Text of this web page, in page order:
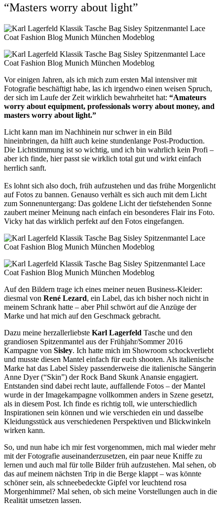
“Masters worry about light”
Vor einigen Jahren, als ich mich zum ersten Mal intensiver mit
Fotografie beschäftigt habe, las ich irgendwo einen weisen Spruch,
der sich im Laufe der Zeit wirklich bewahrheitet hat: “Amateurs
worry about equipment, professionals worry about money, and
masters worry about light.”
Licht kann man im Nachhinein nur schwer in ein Bild
hineinbringen, da hilft auch keine stundenlange Post-Production.
Die Lichtstimmung ist so wichtig, und ich bin wahrlich kein Profi –
aber ich finde, hier passt sie wirklich total gut und wirkt einfach
herrlich sanft.
Es lohnt sich also doch, früh aufzustehen und das frühe Morgenlicht
auf Fotos zu bannen. Genauso verhält es sich auch mit dem Licht
zum Sonnenuntergang: Das goldene Licht der tiefstehenden Sonne
zaubert meiner Meinung nach einfach ein besonderes Flair ins Foto.
Vicky hat das wirklich perfekt auf den Fotos eingefangen.
Auf den Bildern trage ich eines meiner neuen Business-Kleider:
diesmal von René Lezard, ein Label, das ich bisher noch nicht in
meinem Schrank hatte – aber Phil schwört auf die Anzüge der
Marke und hat mich auf den Geschmack gebracht.
Dazu meine herzallerliebste Karl Lagerfeld Tasche und den
grandiosen Spitzenmantel aus der Frühjahr/Sommer 2016
Kampagne von Sisley. Ich hatte mich im Showroom schockverliebt
und musste diesen Mantel einfach für euch shooten. Als italienische
Marke hat das Label Sisley passenderweise die italienische Sängerin
Anne Dyer (“Skin”) der Rock Band Skunk Anansie engagiert.
Entstanden sind dabei recht laute, auffallende Fotos – der Mantel
wurde in der Imagekampagne vollkommen anders in Szene gesetzt,
als in diesem Post. Ich finde es richtig toll, wie unterschiedlich
Inspirationen sein können und wie verschieden ein und dasselbe
Kleidungsstück aus verschiedenen Perspektiven und Blickwinkeln
wirken kann.
So, und nun habe ich mir fest vorgenommen, mich mal wieder mehr
mit der Fotografie auseinanderzusetzen, ein paar neue Kniffe zu
lernen und auch mal für tolle Bilder früh aufzustehen. Mal sehen, ob
das auf meinem nächsten Trip in die Berge klappt – was könnte
schöner sein, als schneebedeckte Gipfel vor leuchtend rosa
Morgenhimmel? Mal sehen, ob sich meine Vorstellungen auch in die
Realität umsetzen lassen.